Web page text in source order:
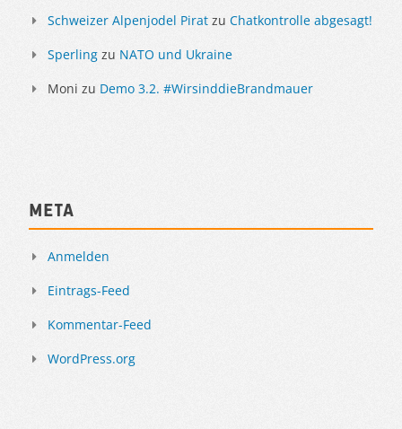
Schweizer Alpenjodel Pirat zu Chatkontrolle abgesagt!
Sperling zu NATO und Ukraine
Moni zu Demo 3.2. #WirsinddieBrandmauer
Meta
Anmelden
Eintrags-Feed
Kommentar-Feed
WordPress.org